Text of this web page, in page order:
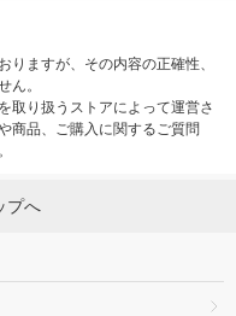
ますが、その内容の正確性、
ん。
取り扱うストアによって運営さ
商品、ご購入に関するご質問
プへ